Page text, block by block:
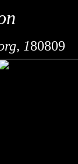
180809